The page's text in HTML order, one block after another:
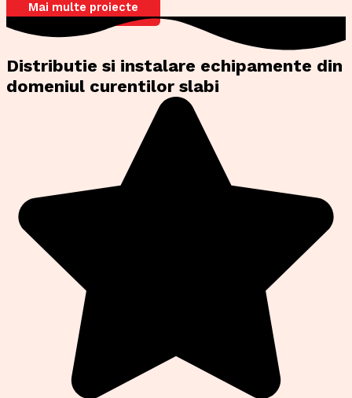
Mai multe proiecte
Distributie si instalare echipamente din
domeniul curentilor slabi